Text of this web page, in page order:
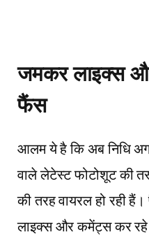
जमकर लाइक्स
फैंस
आलम ये है कि अब निधि
वाले लेटेस्ट फोटोशूट की
की तरह वायरल हो रही
लाइक्स और कमेंट्स कर रहे